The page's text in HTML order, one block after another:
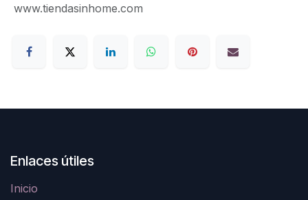
www.tiendasinhome.com
Enlaces útiles
Inicio